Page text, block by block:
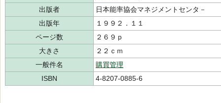
出版者
日本能率協会マネジメントセンタ－
出版年
１９９２．１１
ページ数
２６９ｐ
大きさ
２２ｃｍ
一般件名
購買管理
ISBN
4-8207-0885-6